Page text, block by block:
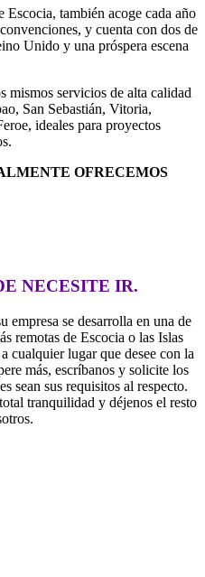
Escocia, también acoge cada año
y cuenta con dos de
Unido y una próspera escena
mismos servicios de alta calidad
San Sebastián, Vitoria,
ideales para proyectos
OFRECEMOS
NECESITE IR.
empresa se desarrolla en una de
remotas de Escocia o las Islas
cualquier lugar que desee con la
más, escríbanos y solicite los
sean sus requisitos al respecto.
tranquilidad y déjenos el resto